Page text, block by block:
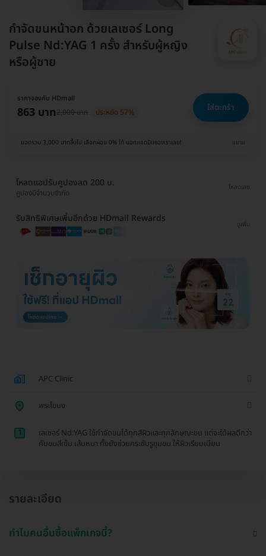
กำจัดขนหน้าอก ด้วยเลเซอร์ Long
Pulse Nd:YAG 1 ครั้ง สำหรับผู้หญิง
หรือผู้ชาย
ราคาจองกับ HDmall
863 บาท2,000 บาท ประหยัด 57% ใส่ตะกร้า
ยอดรวม 3,000 บาทขึ้นไป เลือกผ่อน 0% ได้ บอกแอดมินของเราเลย! ขยาย
โหลดแอปรับคูปองลด 200 บ.
คูปองมีจำนวนจำกัด
โหลดเลย
รับสิทธิพิเศษเพิ่มอีกด้วย HDmall Rewards
ดูเพิ่ม
APC Clinic
พระโขนง
1
เลเซอร์ Nd:YAG ใช้กำจัดขนได้ทุกสีผิวและทุกลักษณะขน แต่จะได้ผลดีกว่า
กับขนสีเข้ม เส้นหนา ทั้งยังช่วยกระชับรูขุมขน ให้ผิวเรียบเนียน
รายละเอียด
ทำไมคนอื่นซื้อแพ็กเกจนี้?